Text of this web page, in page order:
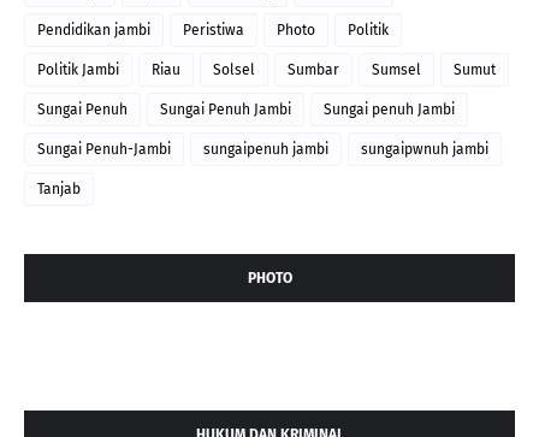
Pendidikan jambi Peristiwa Photo Politik
Politik Jambi Riau Solsel Sumbar Sumsel Sumut
Sungai Penuh Sungai Penuh Jambi Sungai penuh Jambi
Sungai Penuh-Jambi sungaipenuh jambi sungaipwnuh jambi
Tanjab
PHOTO